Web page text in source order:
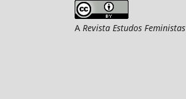
A Revista Estudos Feministas